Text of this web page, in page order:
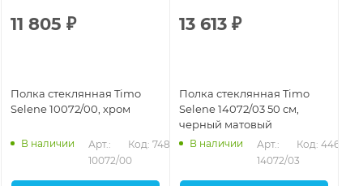
11 805 ₽
Полка стеклянная Timo
Selene 10072/00, хром
В наличии
Арт.:
10072/00
Код: 74893
13 613 ₽
Полка стеклянная Timo
Selene 14072/03 50 см,
черный матовый
В наличии
Арт.:
14072/03
Код: 44663